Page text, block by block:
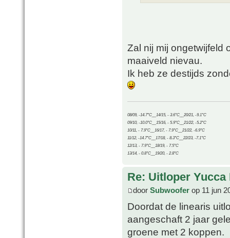
Zal nij mij ongetwijfeld
maaiveld nievau.
Ik heb ze destijds
08/09, -14.7°C__14/15, - 3.6°C__20/21, -9.1°C
09/10, -10.0°C__15/16, - 5.9°C__21/22, -5.2°C
10/11, - 7.9°C__16/17, - 7.9°C__21/22, -6.9°C
11/12, -14.7°C__17/18, - 8.3°C__22/23, -7.1°C
12/13, - 7.9°C__18/19, - 7.5°C
13/14, - 0.8°C__19/20, - 2.8°C
Re: Uitloper
door Subwoofer op 11 jun
Doordat de linearis
aangeschaft 2 jaar
groene met 2 koppen.